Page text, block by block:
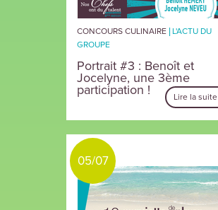
CONCOURS CULINAIRE
L'ACTU DU
GROUPE
Portrait #3 : Benoît et
Jocelyne, une 3ème
participation ! Lire la suite
05/07